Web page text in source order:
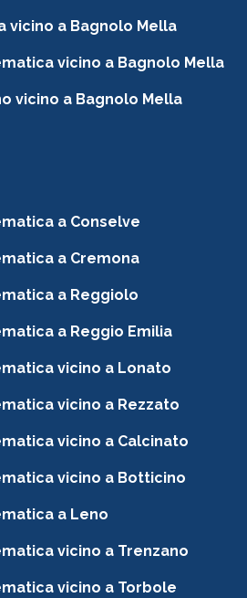
vicino a Bagnolo Mella
vicino a Bagnolo Mella
vicino a Bagnolo Mella
a Conselve
a Cremona
a Reggiolo
a Reggio Emilia
vicino a Lonato
vicino a Rezzato
vicino a Calcinato
vicino a Botticino
a Leno
vicino a Trenzano
vicino a Torbole